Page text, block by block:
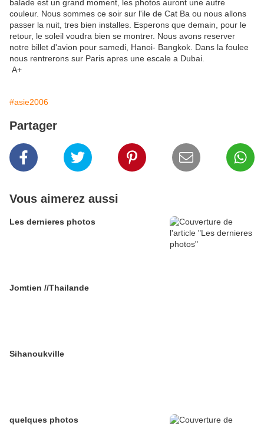
balade est un grand moment, les photos auront une autre
couleur. Nous sommes ce soir sur l'ile de Cat Ba ou nous allons
passer la nuit, tres bien installes. Esperons que demain, pour le
retour, le soleil voudra bien se montrer. Nous avons reserver
notre billet d'avion pour samedi, Hanoi- Bangkok. Dans la foulee
nous rentrerons sur Paris apres une escale a Dubai.
A+
#asie2006
Partager
Vous aimerez aussi
Les dernieres photos
Jomtien //Thailande
Sihanoukville
quelques photos